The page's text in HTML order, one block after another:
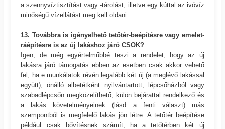
a szennyvíztisztítást vagy -tárolást, illetve egy kúttal az ivóvíz
minőségű vízellátást meg kell oldani.
13. Továbbra is igényelhető tetőtér-beépítésre vagy emelet-
ráépítésre is az új lakáshoz járó CSOK?
Igen, de még egyértelműbbé teszi a rendelet, hogy az új
lakásra járó támogatás ebben az esetben csak akkor vehető
fel, ha e munkálatok révén legalább két új (a meglévő lakással
együtt), önálló albetétként nyilvántartott, lépcsőházból vagy
szabadlépcsőn megközelíthető, külön bejárattal rendelkező és
a lakás követelményeinek (lásd a fenti választ) más
szempontból is megfelelő lakás jön létre. A tetőtér beépítése
például csak bővítésnek számít, ha a tetőtérben két új